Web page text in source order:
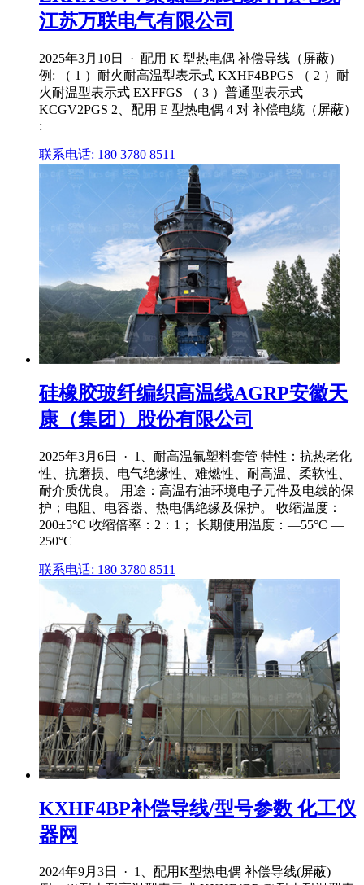
江苏万联电气有限公司
2025年3月10日 · 配用 K 型热电偶 补偿导线（屏蔽）
例: （ 1 ）耐火耐高温型表示式 KXHF4BPGS （ 2 ）耐
火耐温型表示式 EXFFGS （ 3 ）普通型表示式
KCGV2PGS 2、配用 E 型热电偶 4 对 补偿电缆（屏蔽）
:
联系电话: 180 3780 8511
硅橡胶玻纤编织高温线AGRP安徽天
康（集团）股份有限公司
2025年3月6日 · 1、耐高温氟塑料套管 特性：抗热老化
性、抗磨损、电气绝缘性、难燃性、耐高温、柔软性、
耐介质优良。 用途：高温有油环境电子元件及电线的保
护；电阻、电容器、热电偶绝缘及保护。 收缩温度：
200±5°C 收缩倍率：2：1； 长期使用温度：—55°C —
250°C
联系电话: 180 3780 8511
KXHF4BP补偿导线/型号参数 化工仪
器网
2024年9月3日 · 1、配用K型热电偶 补偿导线(屏蔽)